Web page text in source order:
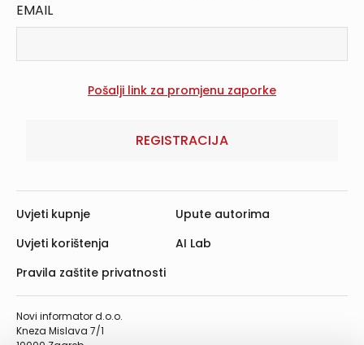
EMAIL
REGISTRACIJA
Novi informator d.o.o.
Kneza Mislava 7/1
Uvjeti kupnje
Uvjeti korištenja
Pravila zaštite privatnosti
Upute autorima
AI Lab